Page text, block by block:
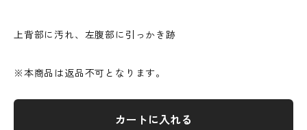
上背部に汚れ、左腹部に引っかき跡
※本商品は返品不可となります。
カートに入れる